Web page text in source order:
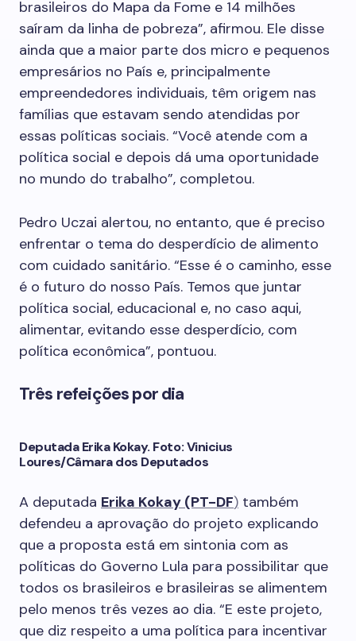
brasileiros do Mapa da Fome e 14 milhões
saíram da linha de pobreza”, afirmou. Ele disse
ainda que a maior parte dos micro e pequenos
empresários no País e, principalmente
empreendedores individuais, têm origem nas
famílias que estavam sendo atendidas por
essas políticas sociais. “Você atende com a
política social e depois dá uma oportunidade
no mundo do trabalho”, completou.
Pedro Uczai alertou, no entanto, que é preciso
enfrentar o tema do desperdício de alimento
com cuidado sanitário. “Esse é o caminho, esse
é o futuro do nosso País. Temos que juntar
política social, educacional e, no caso aqui,
alimentar, evitando esse desperdício, com
política econômica”, pontuou.
Três refeições por dia
Deputada Erika Kokay. Foto: Vinicius
Loures/Câmara dos Deputados
A deputada Erika Kokay (PT-DF) também
defendeu a aprovação do projeto explicando
que a proposta está em sintonia com as
políticas do Governo Lula para possibilitar que
todos os brasileiros e brasileiras se alimentem
pelo menos três vezes ao dia. “E este projeto,
que diz respeito a uma política para incentivar